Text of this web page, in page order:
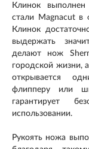
Клинок выполнен
стали Magnacut в
Клинок
выдержать
делают нож
городской жизни,
открывается
флипперу или
гарантирует
использовании.
Рукоять ножа